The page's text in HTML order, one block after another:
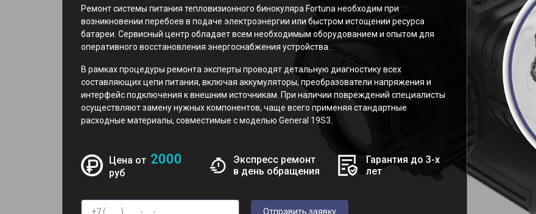
Ремонт системы питания тепловизионного бинокуляра Fortuna необходим при
возникновении перебоев в подаче электроэнергии или быстром истощении ресурса
батареи. Сервисный центр обладает всем необходимым оборудованием и опытом для
оперативного восстановления энергоснабжения устройства.
В рамках процедуры ремонта эксперты проводят детальную диагностику всех
составляющих цепи питания, включая аккумуляторы, преобразователи напряжения и
интерфейс подключения к внешним источникам. При наличии повреждений специалисты
осуществляют замену нужных компонентов, чаще всего применяя стандартные
расходные материалы, совместимые с моделью General 19S3.
Цена от 2000
руб
Экспресс ремонт
в день обращения
Гарантия до 3-х
лет
Отправить заявку